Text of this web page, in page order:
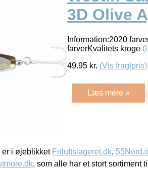
3D Olive
Information:2020
farverKvalitets kroge
49.95 kr. (Vis fragtpris)
Læs mere »
er i øjeblikket Friluftslageret.dk,
, som alle har et stort sortiment